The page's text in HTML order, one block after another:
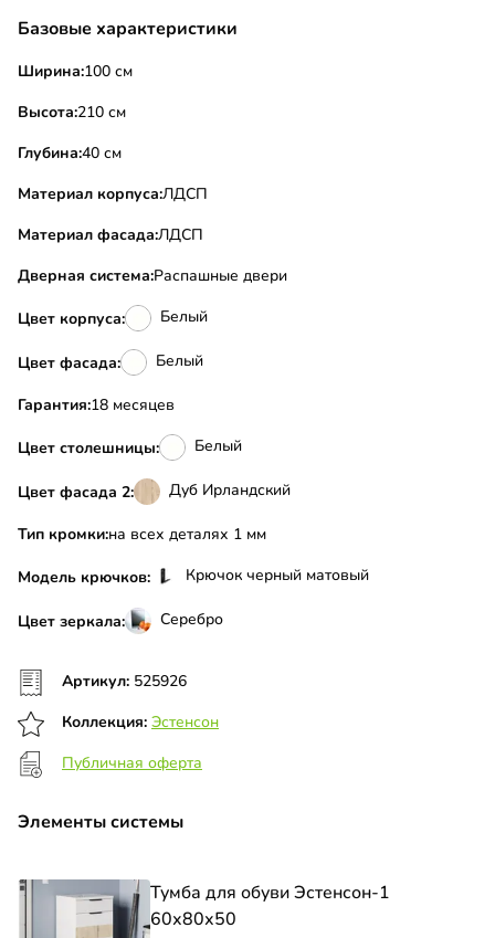
Базовые характеристики
Ширина:100 см
Высота:210 см
Глубина:40 см
Материал корпуса:ЛДСП
Материал фасада:ЛДСП
Дверная система:Распашные двери
Цвет корпуса: Белый
Цвет фасада: Белый
Гарантия:18 месяцев
Цвет столешницы: Белый
Цвет фасада 2: Дуб Ирландский
Тип кромки:на всех деталях 1 мм
Модель крючков: Крючок черный матовый
Цвет зеркала: Серебро
Артикул: 525926
Коллекция: Эстенсон
Публичная оферта
Элементы системы
Тумба для обуви Эстенсон-1
60х80х50